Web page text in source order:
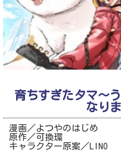
育ちすぎたタマ～
なり
漫画／よつやのはじめ
原作／可換環
キャラクター原案／LINO